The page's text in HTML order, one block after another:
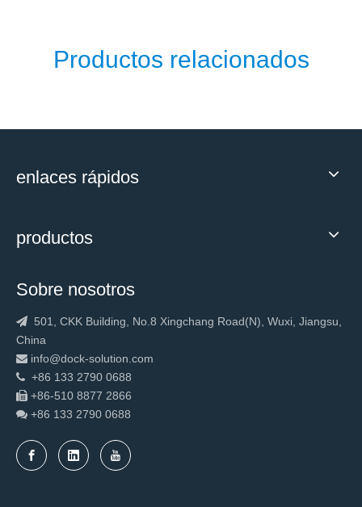
Productos relacionados
enlaces rápidos
productos
Sobre nosotros
 501, CKK Building, No.8 Xingchang Road(N), Wuxi, Jiangsu,
China
 info@dock-solution.com
 +86 133 2790 0688
 +86-510 8877 2866
 +86 133 2790 0688